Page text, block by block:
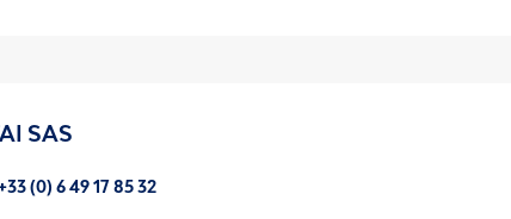
SAS
(0) 6 49 17 85 32